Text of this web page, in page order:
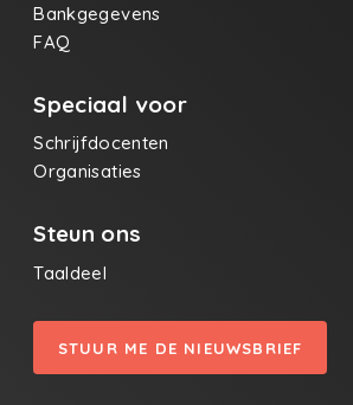
Bankgegevens
FAQ
Speciaal voor
Schrijfdocenten
Organisaties
Steun ons
Taaldeel
STUUR ME DE NIEUWSBRIEF